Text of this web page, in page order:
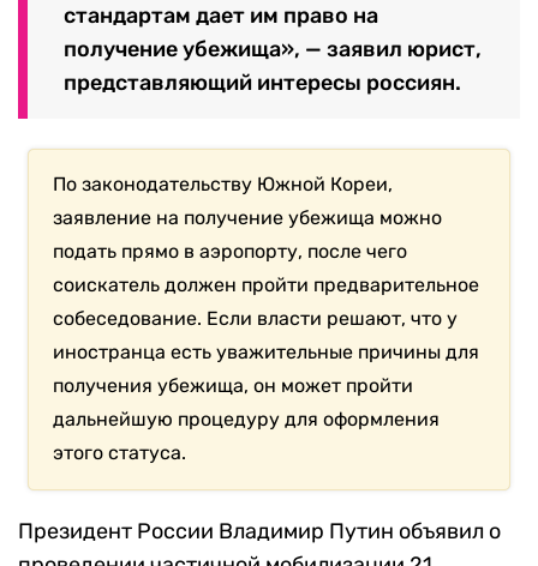
стандартам дает им право на
получение убежища», — заявил юрист,
представляющий интересы россиян.
По законодательству Южной Кореи,
заявление на получение убежища можно
подать прямо в аэропорту, после чего
соискатель должен пройти предварительное
собеседование. Если власти решают, что у
иностранца есть уважительные причины для
получения убежища, он может пройти
дальнейшую процедуру для оформления
этого статуса.
Президент России Владимир Путин объявил о